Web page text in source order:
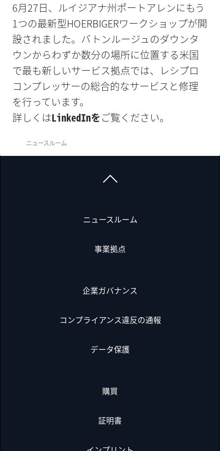
6月27日、ルイジアナ州ポートアレンにもう
1つの最新型HOERBIGERワークショップが開
設されました。バトンルージュのダウンタ
ウンからわずか数分の場所に位置する米国
で最も新しいサービス拠点では、レシプロ
コンプレッサーの総合的なサービスと修理
を行っています。
詳しくはLinkedInをご覧ください。
ニュースルーム
ニュースルーム
事業拠点
企業ガバナンス
コンプライアンス違反の通報
データ保護
購買
証明書